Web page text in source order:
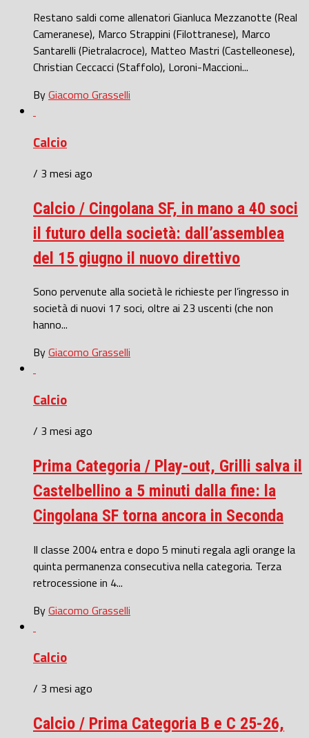
Restano saldi come allenatori Gianluca Mezzanotte (Real
Cameranese), Marco Strappini (Filottranese), Marco
Santarelli (Pietralacroce), Matteo Mastri (Castelleonese),
Christian Ceccacci (Staffolo), Loroni-Maccioni...
ByGiacomo Grasselli
Calcio
/ 3 mesi ago
Calcio / Cingolana SF, in mano a 40 soci
il futuro della società: dall’assemblea
del 15 giugno il nuovo direttivo
Sono pervenute alla società le richieste per l’ingresso in
società di nuovi 17 soci, oltre ai 23 uscenti (che non
hanno...
ByGiacomo Grasselli
Calcio
/ 3 mesi ago
Prima Categoria / Play-out, Grilli salva il
Castelbellino a 5 minuti dalla fine: la
Cingolana SF torna ancora in Seconda
Il classe 2004 entra e dopo 5 minuti regala agli orange la
quinta permanenza consecutiva nella categoria. Terza
retrocessione in 4...
ByGiacomo Grasselli
Calcio
/ 3 mesi ago
Calcio / Prima Categoria B e C 25-26,